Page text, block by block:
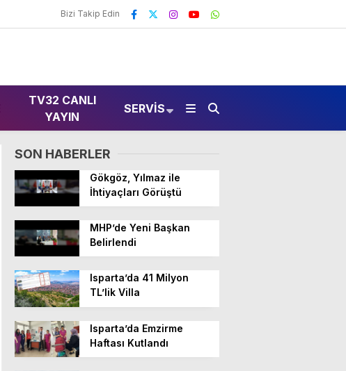
Bizi Takip Edin
TV32 CANLI
YAYIN
SERVIS
SON HABERLER
Gökgöz, Yılmaz ile
İhtiyaçları Görüştü
MHP’de Yeni Başkan
Belirlendi
Isparta’da 41 Milyon
TL’lik Villa
Isparta’da Emzirme
Haftası Kutlandı